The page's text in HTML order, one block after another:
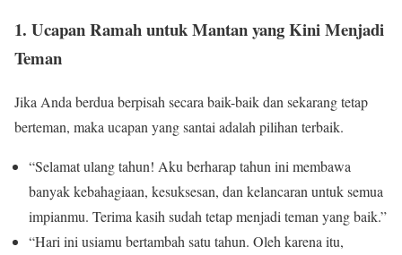
1. Ucapan Ramah untuk Mantan yang Kini Menjadi
Teman
Jika Anda berdua berpisah secara baik-baik dan sekarang tetap
berteman, maka ucapan yang santai adalah pilihan terbaik.
“Selamat ulang tahun! Aku berharap tahun ini membawa
banyak kebahagiaan, kesuksesan, dan kelancaran untuk semua
impianmu. Terima kasih sudah tetap menjadi teman yang baik.”
“Hari ini usiamu bertambah satu tahun. Oleh karena itu,